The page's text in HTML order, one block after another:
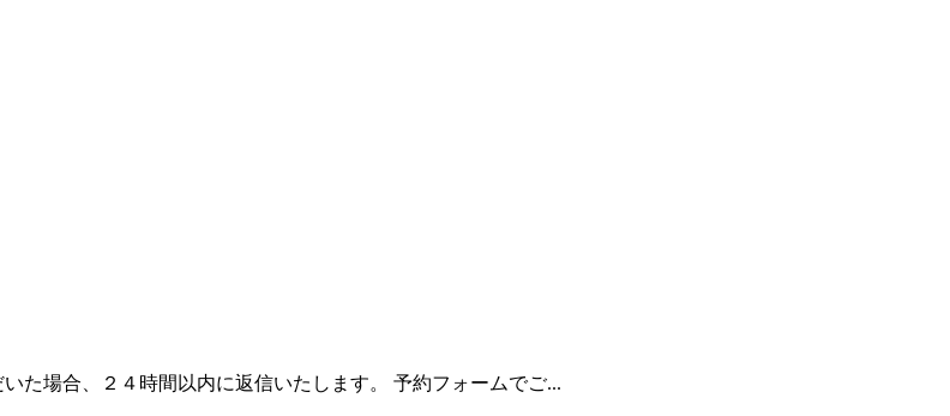
た場合、２４時間以内に返信いたします。 予約フォームでご...